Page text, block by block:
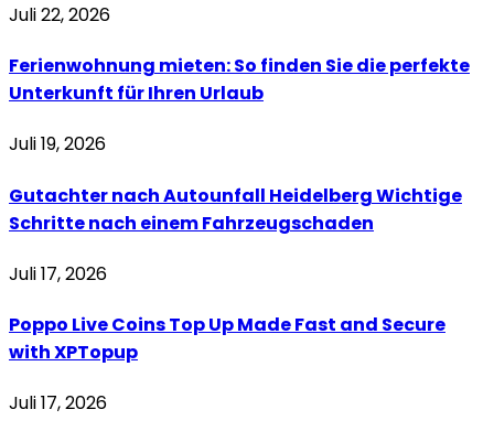
Juli 22, 2026
Ferienwohnung mieten: So finden Sie die perfekte
Unterkunft für Ihren Urlaub
Juli 19, 2026
Gutachter nach Autounfall Heidelberg Wichtige
Schritte nach einem Fahrzeugschaden
Juli 17, 2026
Poppo Live Coins Top Up Made Fast and Secure
with XPTopup
Juli 17, 2026